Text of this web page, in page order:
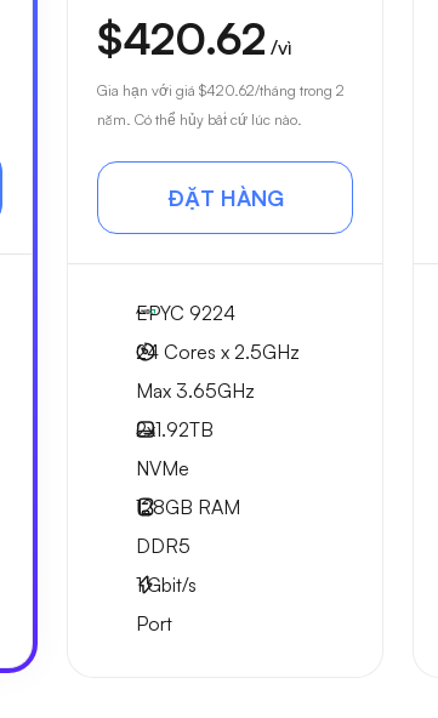
$420.62 /vì
Gia hạn với giá $420.62/tháng trong 2
năm. Có thể hủy bất cứ lúc nào.
ĐẶT HÀNG
EPYC 9224
24 Cores x 2.5GHz
Max 3.65GHz
2x1.92TB
NVMe
128GB RAM
DDR5
1Gbit/s
Port